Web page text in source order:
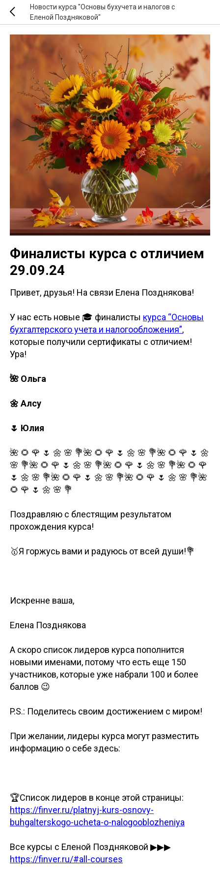
Новости курса "Основы бухучета и налогов с
Еленой Поздняковой"
Финалисты курса с отличием
29.09.24
Привет, друзья! На связи Елена Позднякова!
У нас есть новые 🎓 финалисты курса “Основы
бухгалтерского учета и налогообложения”,
которые получили сертификаты с отличием!
Ура!
🌺 Ольга
🌼 Алсу
🌷 Юлия
🌺 🌻 🌹 🌷 🌼 🌸 💐🌺 🌻 🌹 🌷 🌼 🌸 💐🌺 🌻 🌹 🌷 🌼
🌸 💐🌺 🌻 🌹 🌷 🌼 🌸 💐🌺 🌻 🌹 🌷 🌼 🌸 💐🌺 🌻 🌹
🌷 🌼 🌸 💐🌺 🌻 🌹 🌷 🌼 🌸 💐🌺 🌻 🌹 🌷 🌼 🌸 💐🌺
🌻 🌹 🌷 🌼 🌸 💐
Поздравляю с блестящим результатом
прохождения курса!
🥇Я горжусь вами и радуюсь от всей души!💐
Искренне ваша,
Елена Позднякова
А скоро список лидеров курса пополнится
новыми именами, потому что есть еще 150
участников, которые уже набрали 100 и более
баллов 😉
P.S.: Поделитесь своим достижением с миром!
При желании, лидеры курса могут разместить
информацию о себе здесь:
🏆Список лидеров в конце этой страницы:
https://finver.ru/platnyj-kurs-osnovy-
buhgalterskogo-ucheta-o-nalogooblozheniya
Все курсы с Еленой Поздняковой ▶▶▶
https://finver.ru/#all-courses